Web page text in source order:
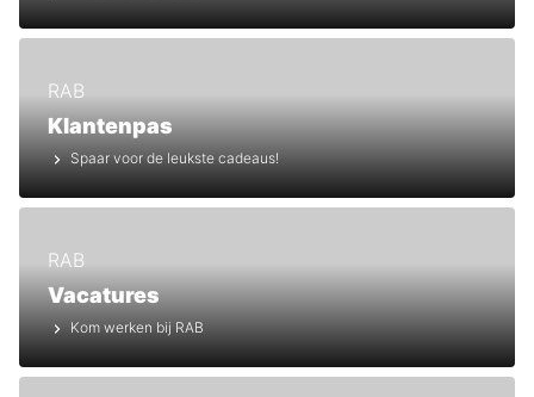
Klantenpas
RAB
Spaar voor de leukste cadeaus!
Vacatures
RAB
Kom werken bij RAB